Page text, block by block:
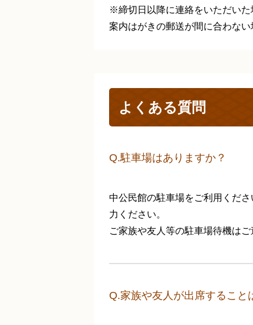
※締切日以降に連絡をいただいた
案内はがきの郵送が間に合わない
よくある質問
Q.駐車場はありますか？
中公民館の駐車場をご利用くだ
力ください。
ご家族や友人等の駐車場待機はご
Q.家族や友人が出席すること